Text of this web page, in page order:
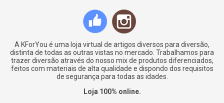
ama. Marque-nos no instagram ou no facebook
(@Kforsummer), gostaríamos de ver os seus
momentos #Kforsummer.
Leia:http://www.thalitamaia.com/2016/11/loja-
nacional-que-vende-boias-divertidas.html
ATENÇÃO: NUNCA deixe uma criança sozinha.
A KForYou é uma loja virtual de artigos diversos para diversão,
distinta de todas as outras vistas no mercado. Trabalhamos para
trazer diversão através do nosso mix de produtos diferenciados,
feitos com materiais de alta qualidade e dispondo dos requisitos
de segurança para todas as idades.
Loja 100% online.